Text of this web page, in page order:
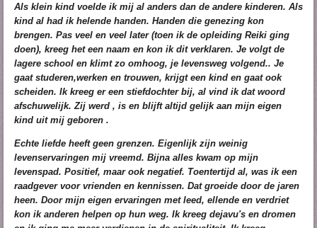
Als klein kind voelde ik mij al anders dan de andere kinderen. Als
kind al had ik helende handen. Handen die genezing kon
brengen. Pas veel en veel later (toen ik de opleiding Reiki ging
doen), kreeg het een naam en kon ik dit verklaren. Je volgt de
lagere school en klimt zo omhoog, je levensweg volgend.. Je
gaat studeren,werken en trouwen, krijgt een kind en gaat ook
scheiden. Ik kreeg er een stiefdochter bij, al vind ik dat woord
afschuwelijk. Zij werd , is en blijft altijd gelijk aan mijn eigen
kind uit mij geboren .
Echte liefde heeft geen grenzen. Eigenlijk zijn weinig
levenservaringen mij vreemd. Bijna alles kwam op mijn
levenspad. Positief, maar ook negatief. Toentertijd al, was ik een
raadgever voor vrienden en kennissen. Dat groeide door de jaren
heen. Door mijn eigen ervaringen met leed, ellende en verdriet
kon ik anderen helpen op hun weg. Ik kreeg dejavu's en dromen